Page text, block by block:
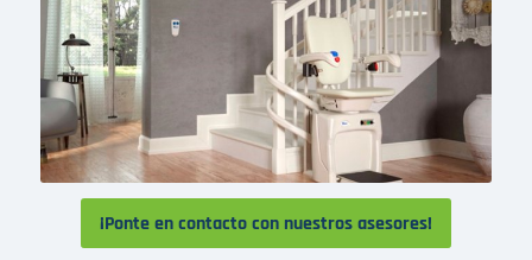
¡Ponte en contacto con nuestros asesores!